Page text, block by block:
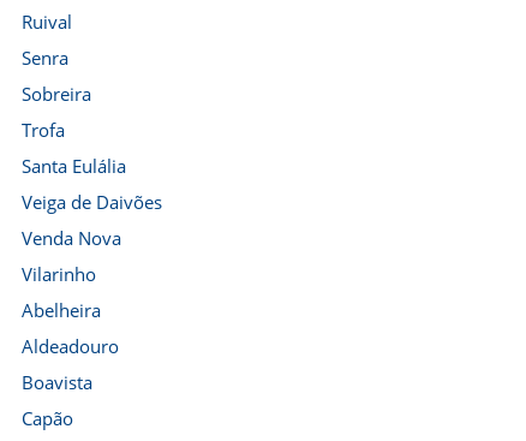
Ruival
Senra
Sobreira
Trofa
Santa Eulália
Veiga de Daivões
Venda Nova
Vilarinho
Abelheira
Aldeadouro
Boavista
Capão